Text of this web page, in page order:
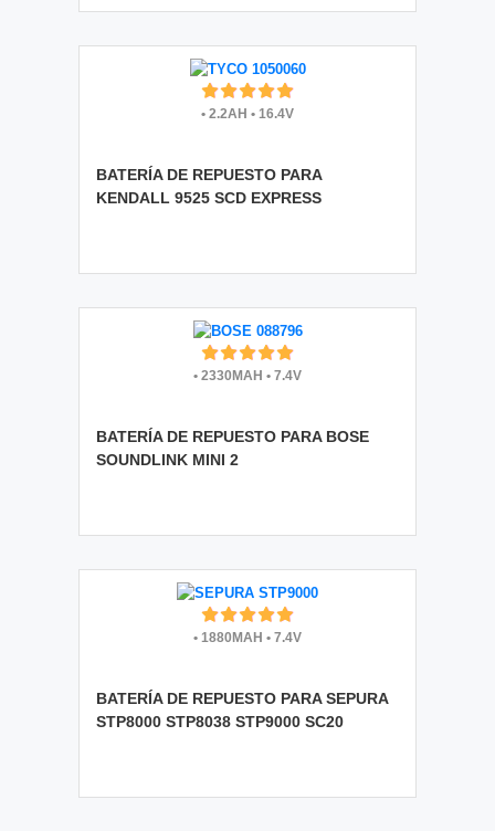
• 2.2AH • 16.4V
BATERÍA DE REPUESTO PARA
KENDALL 9525 SCD EXPRESS
• 2330MAH • 7.4V
BATERÍA DE REPUESTO PARA BOSE
SOUNDLINK MINI 2
• 1880MAH • 7.4V
BATERÍA DE REPUESTO PARA SEPURA
STP8000 STP8038 STP9000 SC20